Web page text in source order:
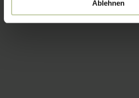
Ablehnen